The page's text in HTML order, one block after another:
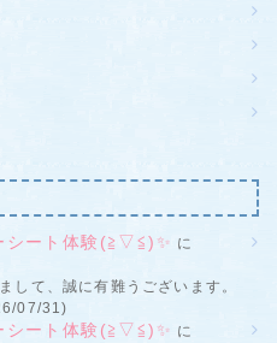
シート体験(≧▽≦)✨ に
して、誠に有難うございます。
07/31)
シート体験(≧▽≦)✨ に